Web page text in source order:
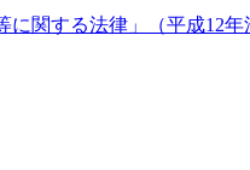
に関する法律」（平成12